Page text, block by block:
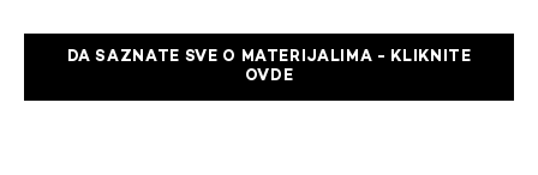
DA SAZNATE SVE O MATERIJALIMA - KLIKNITE
OVDE